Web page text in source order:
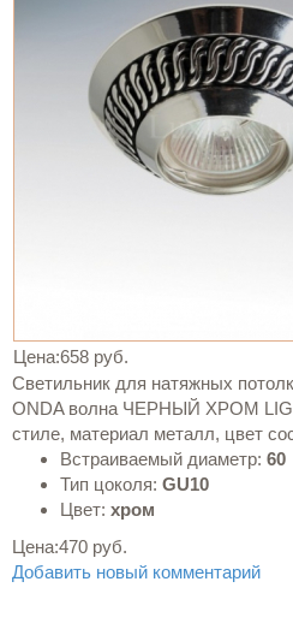
Цена:658 руб.
Светильник для натяжных
ONDA волна ЧЕРНЫЙ ХРОМ
стиле, материал металл, цвет
Встраиваемый диаметр: 60
Тип цоколя: GU10
Цвет: хром
Цена:470 руб.
Добавить новый комментарий